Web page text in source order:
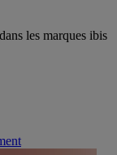
dans les marques ibis